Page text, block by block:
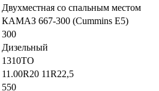
Двухместная со спальным местом
КАМАЗ 667-300 (Cummins Е5)
300
Дизельный
1310TO
11.00R20 11R22,5
550